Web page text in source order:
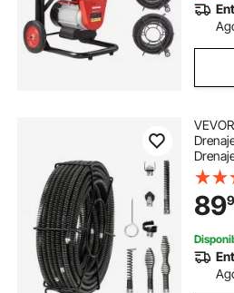
maquina limpieza
maquina de limpieza por
Máquina de limpieza de
maquina para limpiar
máquina ultrasonido limpieza
maquina limpieza ultrasónica
x 435 x
89